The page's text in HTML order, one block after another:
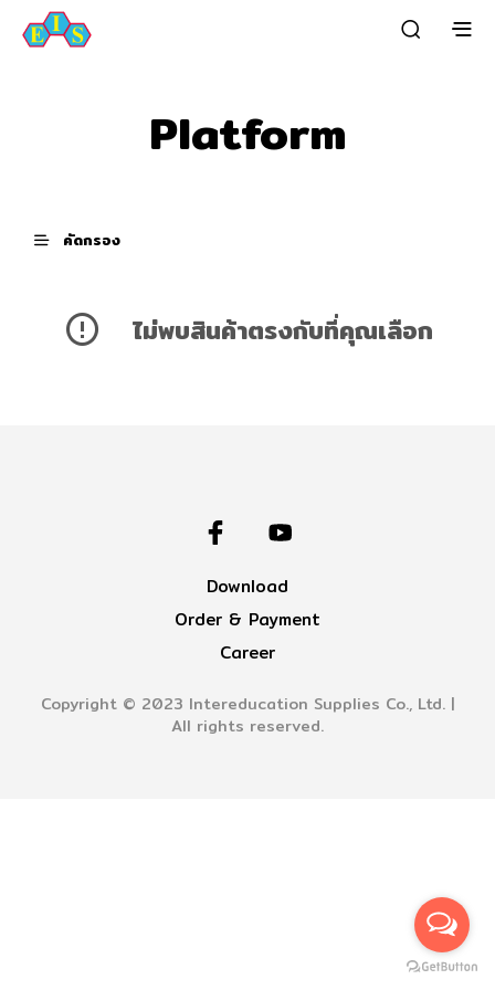
Platform
คัดกรอง
ไม่พบสินค้าตรงกับที่คุณเลือก
Download
Order & Payment
Career
Copyright © 2023 Intereducation Supplies Co., Ltd. |
All rights reserved.